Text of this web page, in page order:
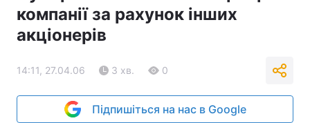
компанії за рахунок інших
акціонерів
14:11, 27.04.06 3 хв. 0
Підпишіться на нас в Google